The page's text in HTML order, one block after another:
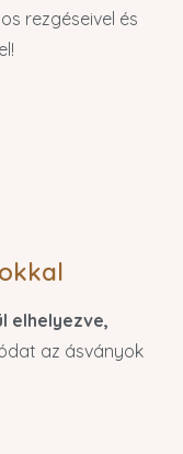
rezgéseivel és
elhelyezve,
az ásványok